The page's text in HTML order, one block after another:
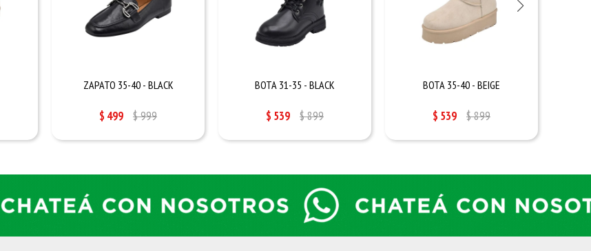
ZAPATO 35-40 - BLACK
$ 499 $999
BOTA 31-35 - BLACK
$ 539 $899
BOTA 35-40 - BEIGE
$ 539 $899